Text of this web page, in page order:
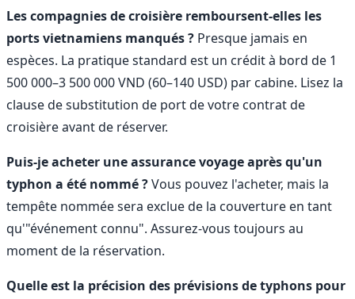
Les compagnies de croisière remboursent-elles les
ports vietnamiens manqués ? Presque jamais en
espèces. La pratique standard est un crédit à bord de 1
500 000–3 500 000 VND (60–140 USD) par cabine. Lisez la
clause de substitution de port de votre contrat de
croisière avant de réserver.
Puis-je acheter une assurance voyage après qu'un
typhon a été nommé ?Vous pouvez l'acheter, mais la
tempête nommée sera exclue de la couverture en tant
qu'"événement connu". Assurez-vous toujours au
moment de la réservation.
Quelle est la précision des prévisions de typhons pour